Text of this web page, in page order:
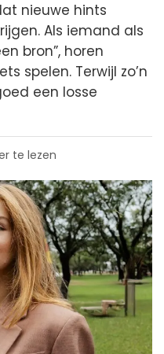
nieuwe hints
Als iemand als
bron”, horen
spelen. Terwijl zo’n
een losse
te lezen